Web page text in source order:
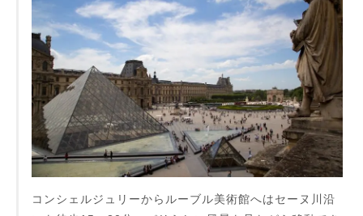
コンシェルジュリーからルーブル美術館へはセーヌ川沿